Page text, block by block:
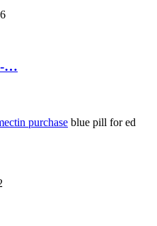
-…
purchase blue pill for ed